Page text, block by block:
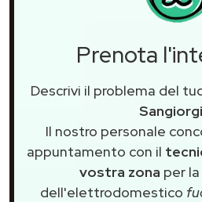
Prenota
Descrivi il problema del
Il nostro personale
appuntamento con il
vostra zona per
dell'elettrodomestico